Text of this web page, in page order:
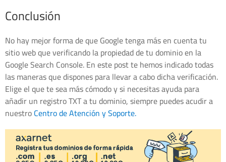
Conclusión
No hay mejor forma de que Google tenga más en cuenta tu
sitio web que verificando la propiedad de tu dominio en la
Google Search Console. En este post te hemos indicado todas
las maneras que dispones para llevar a cabo dicha verificación.
Elige el que te sea más cómodo y si necesitas ayuda para
añadir un registro TXT a tu dominio, siempre puedes acudir a
nuestroCentro de Atención y Soporte.